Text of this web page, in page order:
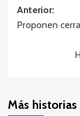
de
Anterior:
Proponen
Más historias